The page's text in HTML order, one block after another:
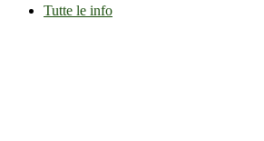
Tutte le info